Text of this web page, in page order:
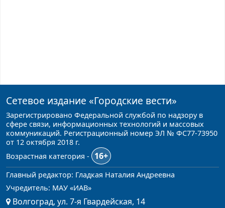
Сетевое издание «Городские вести»
Зарегистрировано Федеральной службой по надзору в
сфере связи, информационных технологий и массовых
коммуникаций. Регистрационный номер ЭЛ № ФС77-73950
от 12 октября 2018 г.
Возрастная категория -
16+
Главный редактор: Гладкая Наталия Андреевна
Учредитель: МАУ «ИАВ»
Волгоград, ул. 7-я Гвардейская, 14